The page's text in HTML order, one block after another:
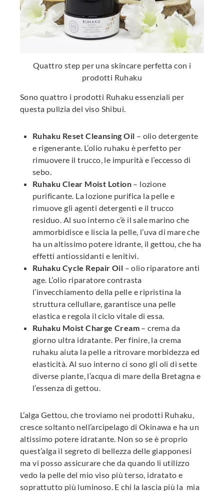
Quattro step per una skincare perfetta con i
prodotti Ruhaku
Sono quattro i prodotti Ruhaku essenziali per
questa pulizia del viso Shibui.
Ruhaku Reset Cleansing Oil – olio detergente
e rigenerante. L’olio ruhaku è perfetto per
rimuovere il trucco, le impurità e l’eccesso di
sebo.
Ruhaku Clear Moist Lotion – lozione
purificante. La lozione purifica la pelle e
rimuove gli agenti detergenti e il trucco
residuo. Al suo interno c’è il sale marino che
ammorbidisce e liscia la pelle, l’uva di mare che
ha un altissimo potere idrante, il gettou, che ha
effetti antiossidanti e lenitivi.
Ruhaku Cycle Repair Oil – olio riparatore anti
age. L’olio riparatore contrasta
l’invecchiamento della pelle e ripristina la
struttura cellullare, garantisce una pelle
elastica e regola il ciclo vitale di essa.
Ruhaku Moist Charge Cream – crema da
giorno ultra idratante. Per finire, la crema
ruhaku aiuta la pelle a ritrovare morbidezza ed
elasticità. Al suo interno ci sono gli oli di sette
diverse piante, l’acqua di mare della Bretagna e
l’essenza di gettou.
L’alga Gettou, che troviamo nei prodotti Ruhaku,
cresce soltanto nell’arcipelago di Okinawa e ha un
altissimo potere idratante. Non so se è proprio
quest’alga il segreto di bellezza delle giapponesi
ma vi posso assicurare che da quando li utilizzo
vedo la pelle del mio viso più terso, idratato e
soprattutto più luminoso. E chi la lascia più la mia